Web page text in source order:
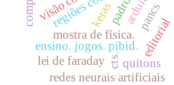
editorial
mostra de física.
quítons
redes neurais artificiais
keras
ensino. jogos. pibid.
cts.
lei de faraday
pancs